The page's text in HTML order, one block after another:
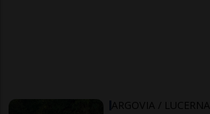
ARGOVIA / LUCERNA